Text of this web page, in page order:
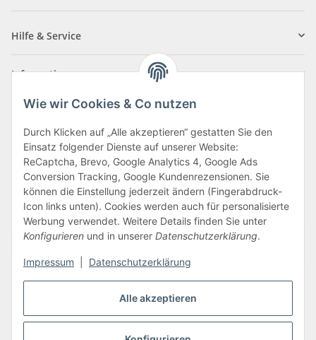
Alle akzeptieren
Wie wir Cookies & Co nutzen
Durch Klicken auf „Alle akzeptieren“ gestatten Sie den
Einsatz folgender Dienste auf unserer Website:
ReCaptcha, Brevo, Google Analytics 4, Google Ads
Conversion Tracking, Google Kundenrezensionen. Sie
können die Einstellung jederzeit ändern (Fingerabdruck-
Icon links unten). Cookies werden auch für personalisierte
Werbung verwendet. Weitere Details finden Sie unter
Konfigurieren und in unserer Datenschutzerklärung.
Impressum Datenschutzerklärung
Hilfe & Service
Informationen
Zahlungsarten
Vertrag widerrufen
* Alle Preise inkl. gesetzlicher USt., zzgl.